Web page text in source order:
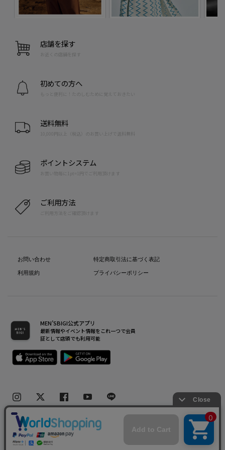
店舗を探す
お近くの店舗を探す
初めての方へ
もっと便利に！たのしむために覚えておきたい
送料無料
10,000円以上（税込）のお買い上げで送料無料
ポイントシステム
お買い物毎に1pt=1円でご利用頂けます
ご利用方法
ご利用方法をご確認頂けます
お問い合わせ
利用規約
特定商取引法に基づく表記
プライバシーポリシー
MEN’SBIGI公式アプリ
最新情報やイベント情報をこれ一つで会員
証として店頭でも利用可能
Copyright(C) Bigi Co.,Ltd.All Rights Reserved.